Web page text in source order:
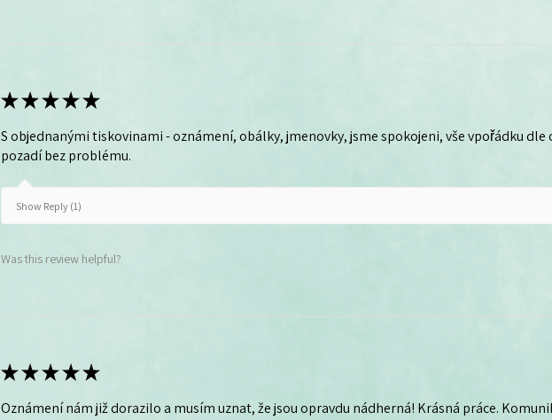
★★★★★
S objednanými tiskovinami - oznámení, obálky, jmenovky, jsme spokojeni, vše vpořádku
pozadí bez problému.
Show Reply (1)
Was this review helpful?
★★★★★
Oznámení nám již dorazilo a musím uznat, že jsou opravdu nádherná! Krásná práce.